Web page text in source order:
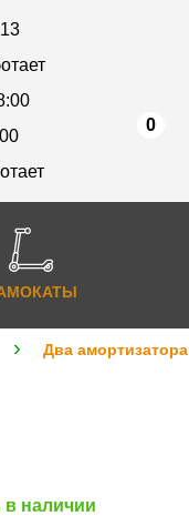
0
Два амортизатора
в наличии